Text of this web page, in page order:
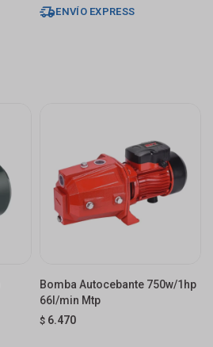
ENVÍO EXPRESS
Bomba Autocebante 750w/1hp
66l/min Mtp
$ 6.470